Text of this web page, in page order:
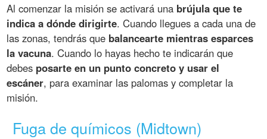
Al comenzar la misión se activará una brújula que te
indica a dónde dirigirte. Cuando llegues a cada una de
las zonas, tendrás que balancearte mientras esparces
la vacuna. Cuando lo hayas hecho te indicarán que
debes posarte en un punto concreto y usar el
escáner, para examinar las palomas y completar la
misión.
Fuga de químicos (Midtown)